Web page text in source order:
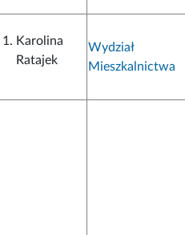
Karolina
Ratajek
Wydział
Mieszkalnictwa